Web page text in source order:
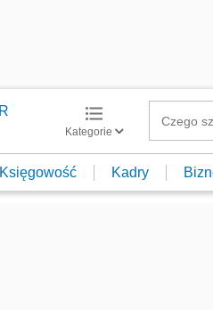
Kategorie
Księgowość Kadry